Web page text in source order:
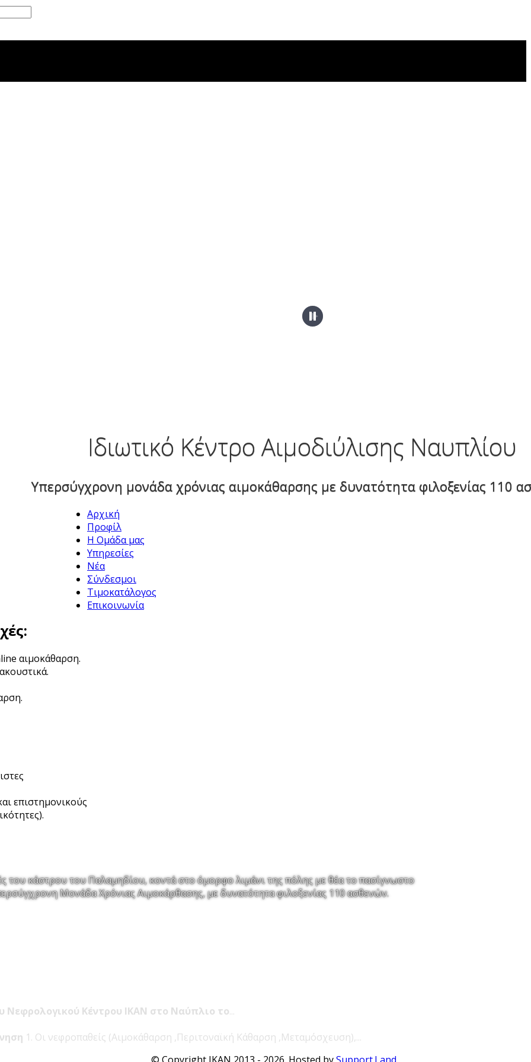
Ιδιωτικό Κέντρο Αιμοδιύλισης Ναυπλίου
Υπερσύγχρονη μονάδα χρόνιας αιμοκάθαρσης με δυνατότητα φιλοξενίας 110
αιμοκάθαρση.
επιστημονικούς
του κάστρου του Παλαμηδίου, κοντά στο όμορφο λιμάνι της πόλης με θέα το πασίγνωστο
Μονάδα Χρόνιας Αιμοκάρθασης, με δυνατότητα φιλοξενίας 110 ασθενών.
Νεφρολογικού Κέντρου ΙΚΑΝ στο Ναύπλιο το...
1. Οι νεφροπαθείς (Αιμοκάθαρση ,Περιτοναϊκή Κάθαρση ,Μεταμόσχευση),...
Αρχική
Προφίλ
Η Ομάδα μας
Υπηρεσίες
Νέα
Σύνδεσμοι
Τιμοκατάλογος
Επικοινωνία